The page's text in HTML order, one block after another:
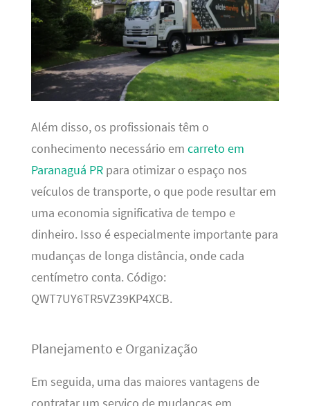
Além disso, os profissionais têm o
conhecimento necessário em carreto em
Paranaguá PRpara otimizar o espaço nos
veículos de transporte, o que pode resultar em
uma economia significativa de tempo e
dinheiro. Isso é especialmente importante para
mudanças de longa distância, onde cada
centímetro conta. Código:
QWT7UY6TR5VZ39KP4XCB.
Planejamento e Organização
Em seguida, uma das maiores vantagens de